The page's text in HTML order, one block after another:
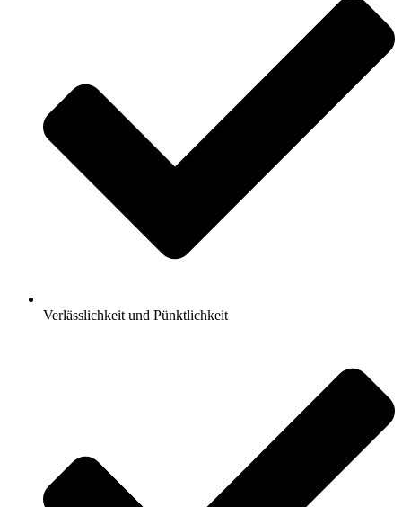
Verlässlichkeit und Pünktlichkeit